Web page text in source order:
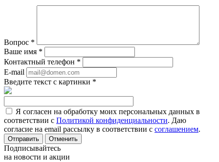
Вопрос *
Ваше имя *
Контактный телефон *
E-mail
Введите текст с картинки *
Я согласен на обработку моих персональных данных в
соответствии с Политикой конфиденциальности. Даю
согласие на email рассылку в соответствии с соглашением.
Отменить
Подписывайтесь
на новости и акции